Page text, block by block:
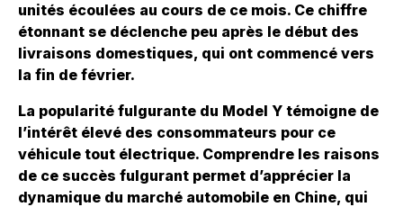
unités écoulées au cours de ce mois. Ce chiffre
étonnant se déclenche peu après le début des
livraisons domestiques, qui ont commencé vers
la fin de février.
La popularité fulgurante du Model Y témoigne de
l’intérêt élevé des consommateurs pour ce
véhicule tout électrique. Comprendre les raisons
de ce succès fulgurant permet d’apprécier la
dynamique du marché automobile en Chine, qui